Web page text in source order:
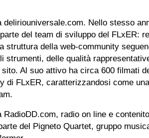
deliriouniversale.com. Nello stesso
del team di sviluppo del FLxER:
struttura della web-community
strumenti, delle qualità
Al suo attivo ha circa 600 filmati
di FLxER, caratterizzandosi come
RadioDD.com, radio on line e
del Pigneto Quartet, gruppo